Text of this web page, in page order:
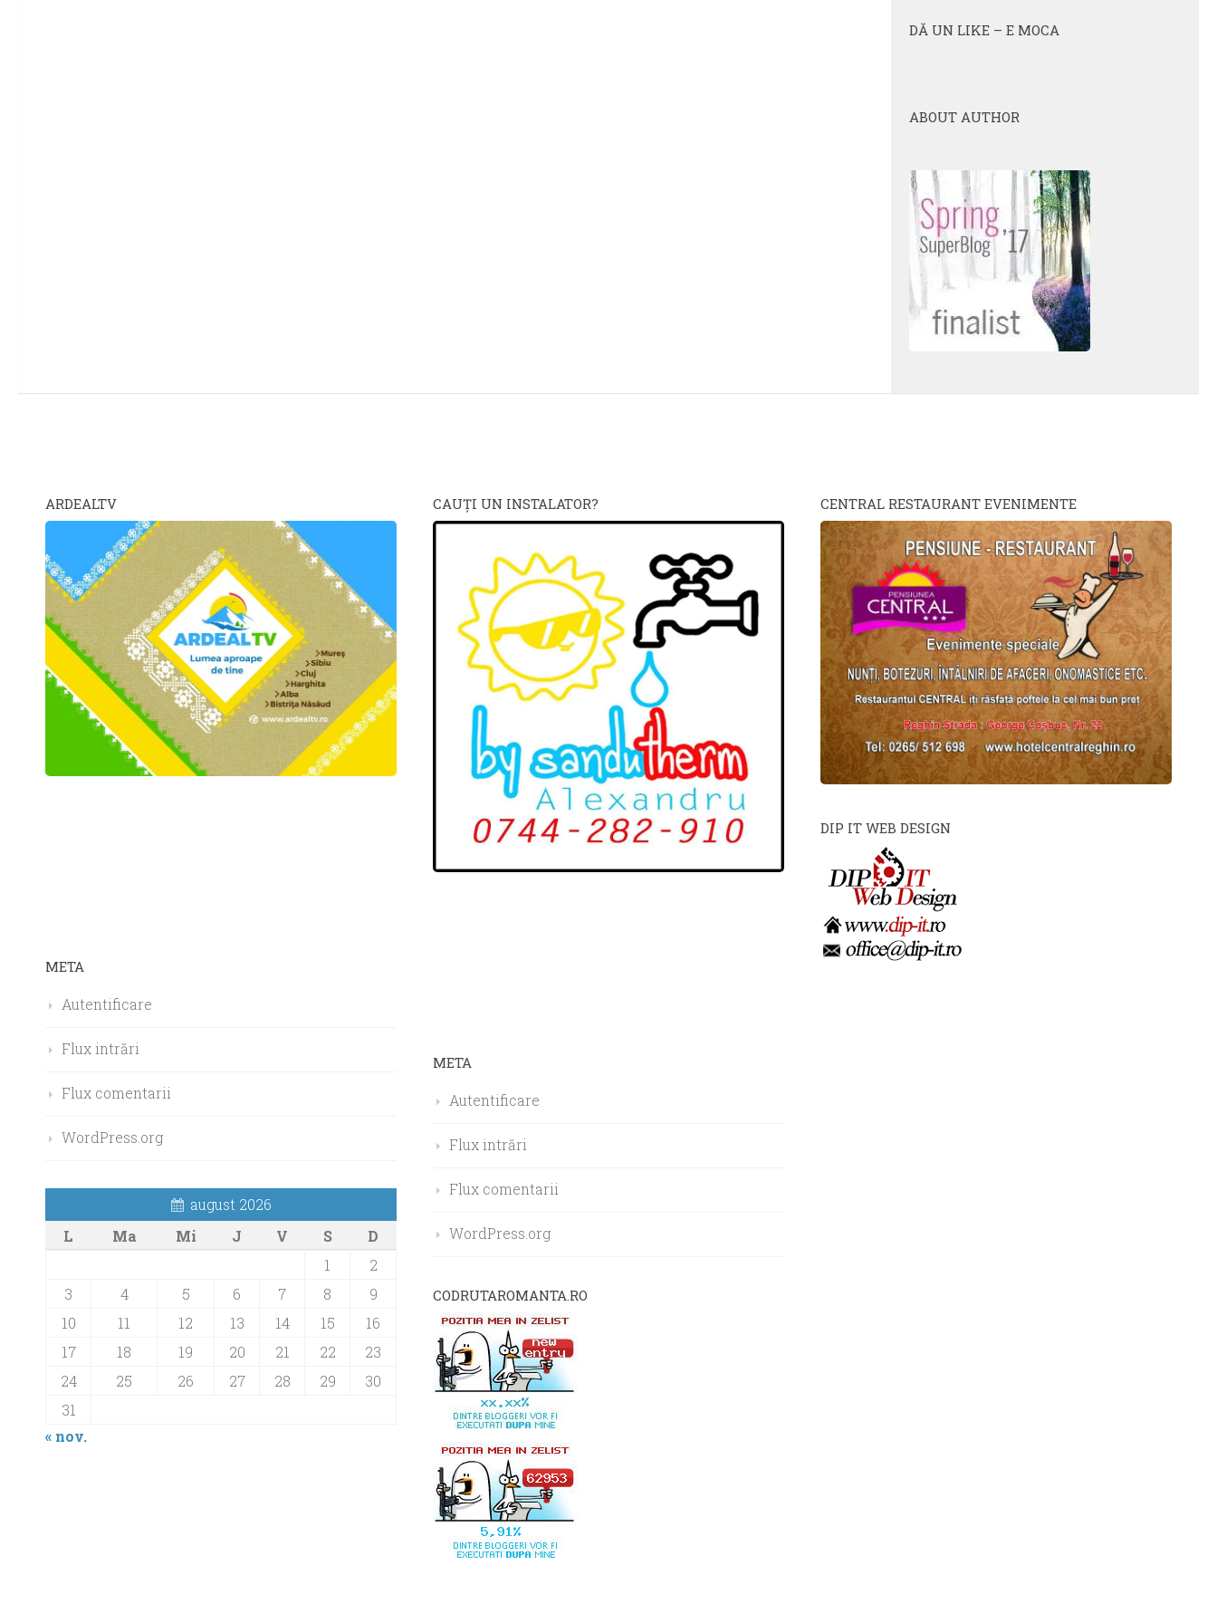
DĂ UN LIKE – E MOCA
ABOUT AUTHOR
ARDEALTV
META
Autentificare
Flux intrări
Flux comentarii
WordPress.org
august 2026
L
Ma Mi J V S
D
1
2
3
4 5 6 7 8
9
10
11 12 13 14 15
16
17
18 19 20 21 22
23
24
25 26 27 28 29
30
31
« nov.
CAUŢI UN INSTALATOR?
META
Autentificare
Flux intrări
Flux comentarii
WordPress.org
CODRUTAROMANTA.RO
CENTRAL RESTAURANT EVENIMENTE
DIP IT WEB DESIGN